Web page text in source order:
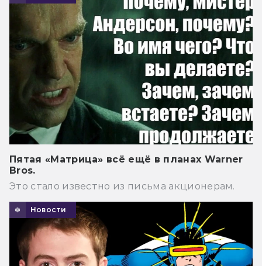
Пятая «Матрица» всё ещё в планах Warner
Bros.
Это стало известно из письма акционерам.
Новости